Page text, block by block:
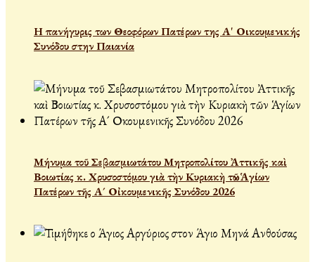
Η πανήγυρις των Θεοφόρων Πατέρων της Α' Οικουμενικής
Συνόδου στην Παιανία
Μήνυμα τοῦ Σεβασμιωτάτου Μητροπολίτου Ἀττικῆς καὶ
Βοιωτίας κ. Χρυσοστόμου γιὰ τὴν Κυριακὴ τῶν Ἁγίων
Πατέρων τῆς Α´ Οἰκουμενικῆς Συνόδου 2026